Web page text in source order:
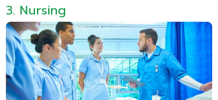
3. Nursing